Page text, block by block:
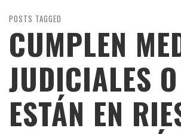
POSTS TAGGED
CUMPLEN
JUDICIALES O
ESTÁN EN